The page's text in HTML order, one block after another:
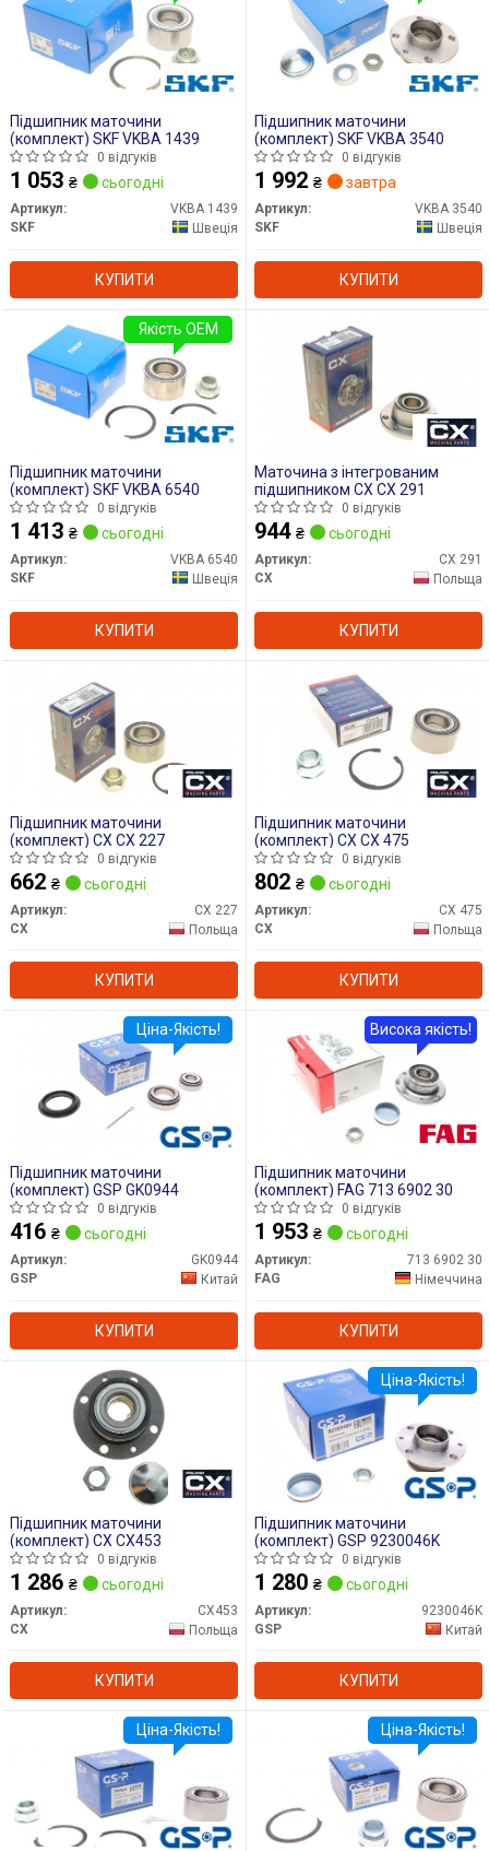
Підшипник маточини
(комплект) SKF VKBA 1439
0 відгуків
1 053 ₴ сьогодні
Артикул:
VKBA 1439
SKF
Швеція
КУПИТИ
Підшипник маточини
(комплект) SKF VKBA 3540
0 відгуків
1 992 ₴ завтра
Артикул:
VKBA 3540
SKF
Швеція
КУПИТИ
Підшипник маточини
(комплект) SKF VKBA 6540
0 відгуків
1 413 ₴ сьогодні
Артикул:
VKBA 6540
SKF
Швеція
КУПИТИ
Якість OEM
Маточина з інтегрованим
підшипником CX CX 291
0 відгуків
944 ₴ сьогодні
Артикул:
CX 291
CX
Польща
КУПИТИ
Підшипник маточини
(комплект) CX CX 227
0 відгуків
662 ₴ сьогодні
Артикул:
CX 227
CX
Польща
КУПИТИ
Підшипник маточини
(комплект) CX CX 475
0 відгуків
802 ₴ сьогодні
Артикул:
CX 475
CX
Польща
КУПИТИ
Підшипник маточини
(комплект) GSP GK0944
0 відгуків
416 ₴ сьогодні
Артикул:
GK0944
GSP
Китай
КУПИТИ
Ціна-Якість!
Підшипник маточини
(комплект) FAG 713 6902 30
0 відгуків
1 953 ₴ сьогодні
Артикул:
713 6902 30
FAG
Німеччина
КУПИТИ
Висока якість!
Підшипник маточини
(комплект) CX CX453
0 відгуків
1 286 ₴ сьогодні
Артикул:
CX453
CX
Польща
КУПИТИ
Підшипник маточини
(комплект) GSP 9230046K
0 відгуків
1 280 ₴ сьогодні
Артикул:
9230046K
GSP
Китай
КУПИТИ
Ціна-Якість!
Ціна-Якість! Ціна-Якість!